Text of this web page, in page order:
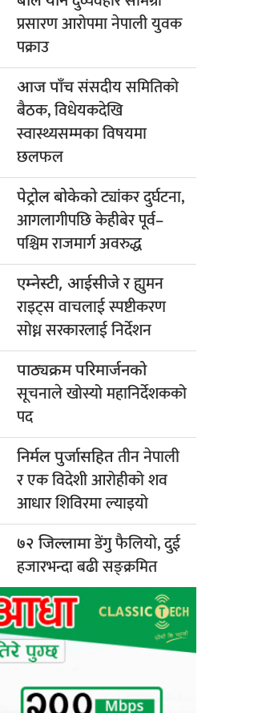
प्रसारण आरोपमा नेपाली युवक
पक्राउ
आज पाँचसंसदीय समितिको
बैठक, विधेयकदेखि
स्वास्थ्यसम्मका विषयमा
छलफल
पेट्रोल बोकेकोट्यांकर दुर्घटना,
आगलागीपछि केहीबेर पूर्व–
पश्चिम राजमार्ग अवरुद्ध
एम्नेस्टी, आईसीजेर ह्युमन
राइट्स वाचलाई स्पष्टीकरण
सोध्न सरकारलाई निर्देशन
पाठ्यक्रम परिमार्जनको
सूचनाले खोस्यो महानिर्देशकको
पद
निर्मल पुर्जासहिततीन नेपाली
र एक विदेशी आरोहीको शव
आधार शिविरमा ल्याइयो
७२ जिल्लामाडेंगु फैलियो, दुई
हजारभन्दा बढी सङ्क्रमित